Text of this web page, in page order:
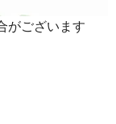
がございます